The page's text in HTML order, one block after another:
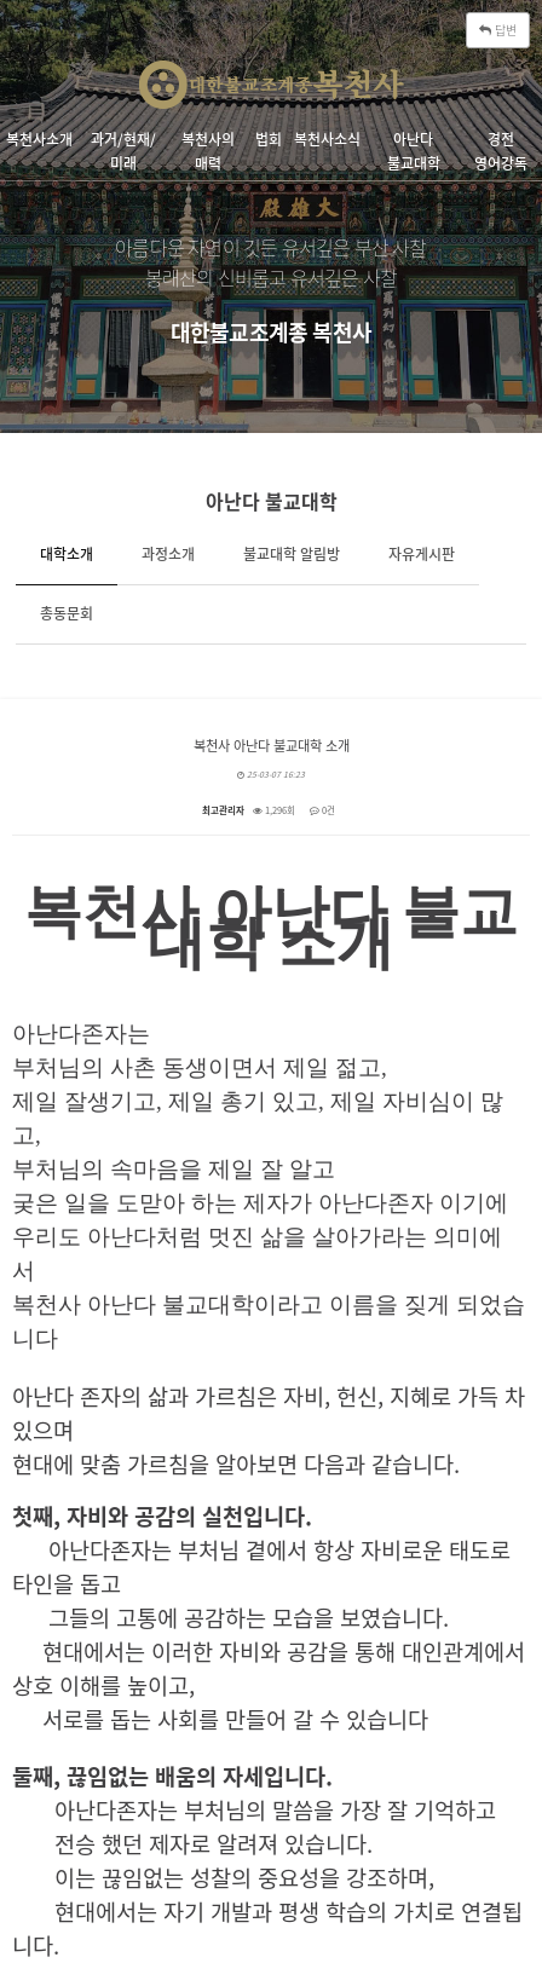
복천사소개
과거/현재/
미래
복천사의
매력
법회 복천사소식
아난다
불교대학
경전
영어강독
아름다운 자연이 깃든 유서깊은 부산 사찰
봉래산의 신비롭고 유서깊은 사찰
대한불교조계종 복천사
아난다 불교대학
대학소개 과정소개 불교대학 알림방 자유게시판
총동문회
답변
복천사 아난다 불교대학 소개
25-03-07 16:23
최고관리자 1,296회 0건
복천사 아난다 불교
대학 소개
아난다존자는
부처님의 사촌 동생이면서 제일 젊고,
제일 잘생기고, 제일 총기 있고, 제일 자비심이 많
고,
부처님의 속마음을 제일 잘 알고
궂은 일을 도맏아 하는 제자가 아난다존자 이기에
우리도 아난다처럼 멋진 삶을 살아가라는 의미에
서
복천사 아난다 불교대학이라고 이름을 짖게 되었습
니다
아난다 존자의 삶과 가르침은 자비, 헌신, 지혜로 가득 차
있으며
현대에 맞춤 가르침을 알아보면 다음과 같습니다.
첫째, 자비와 공감의 실천입니다.
아난다존자는 부처님 곁에서 항상 자비로운 태도로
타인을 돕고
그들의 고통에 공감하는 모습을 보였습니다.
현대에서는 이러한 자비와 공감을 통해 대인관계에서
상호 이해를 높이고,
서로를 돕는 사회를 만들어 갈 수 있습니다
둘째, 끊임없는 배움의 자세입니다.
아난다존자는 부처님의 말씀을 가장 잘 기억하고
전승 했던 제자로 알려져 있습니다.
이는 끊임없는 성찰의 중요성을 강조하며,
현대에서는 자기 개발과 평생 학습의 가치로 연결됩
니다.